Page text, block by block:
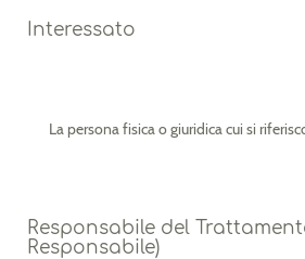
Interessato
La persona fisica o giuridica cui si
Responsabile del
Responsabile)